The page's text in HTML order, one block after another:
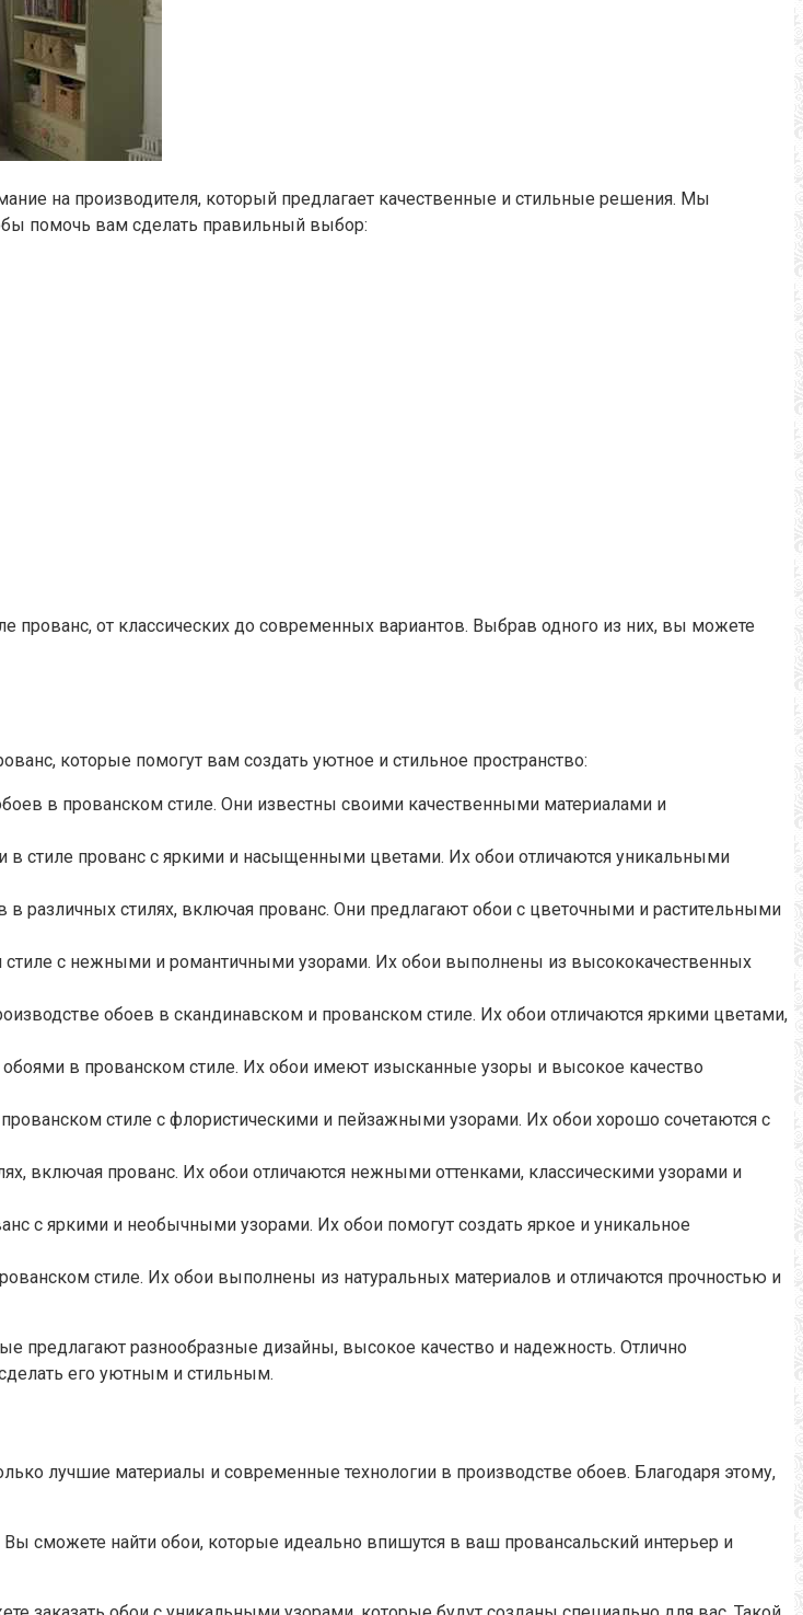
на производителя, который предлагает качественные и стильные решения. Мы
помочь вам сделать правильный выбор:
прованс, от классических до современных вариантов. Выбрав одного из них, вы можете
которые помогут вам создать уютное и стильное пространство:
в прованском стиле. Они известны своими качественными материалами и
в стиле прованс с яркими и насыщенными цветами. Их обои отличаются уникальными
различных стилях, включая прованс. Они предлагают обои с цветочными и растительными
с нежными и романтичными узорами. Их обои выполнены из высококачественных
обоев в скандинавском и прованском стиле. Их обои отличаются яркими цветами,
в прованском стиле. Их обои имеют изысканные узоры и высокое качество
стиле с флористическими и пейзажными узорами. Их обои хорошо сочетаются с
включая прованс. Их обои отличаются нежными оттенками, классическими узорами и
с яркими и необычными узорами. Их обои помогут создать яркое и уникальное
стиле. Их обои выполнены из натуральных материалов и отличаются прочностью и
предлагают разнообразные дизайны, высокое качество и надежность. Отлично
его уютным и стильным.
лучшие материалы и современные технологии в производстве обоев. Благодаря этому,
сможете найти обои, которые идеально впишутся в ваш провансальский интерьер и